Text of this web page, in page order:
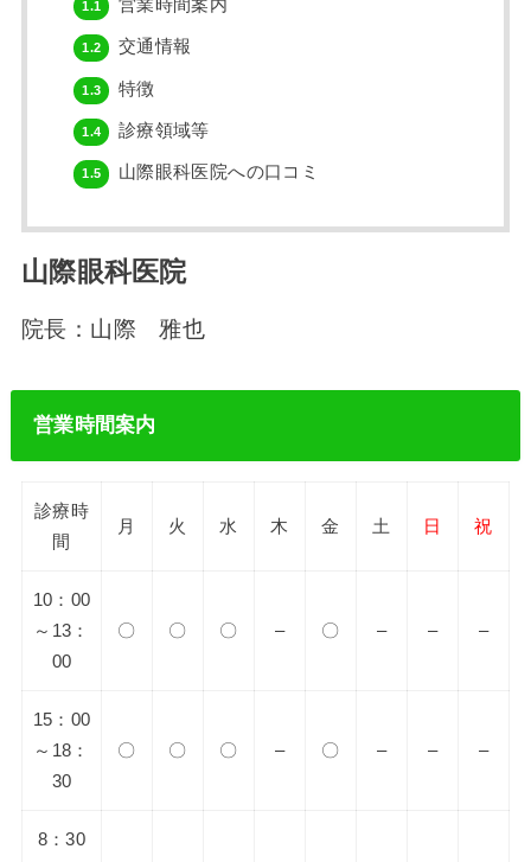
1.1 営業時間案内
1.2 交通情報
1.3 特徴
1.4 診療領域等
1.5 山際眼科医院への口コミ
山際眼科医院
院長：山際 雅也
営業時間案内
診療時
間
月 火 水 木 金 土 日 祝
10：00
～13：
00
〇 〇 〇 – 〇 – – –
15：00
～18：
30
〇 〇 〇 – 〇 – – –
8：30